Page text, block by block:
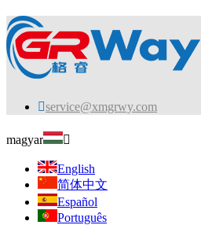
service@xmgrwy.com
magyar 
English
简体中文
Español
Português